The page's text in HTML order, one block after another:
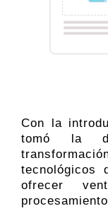
Con la
tomó la
tecnológicos
ofrecer